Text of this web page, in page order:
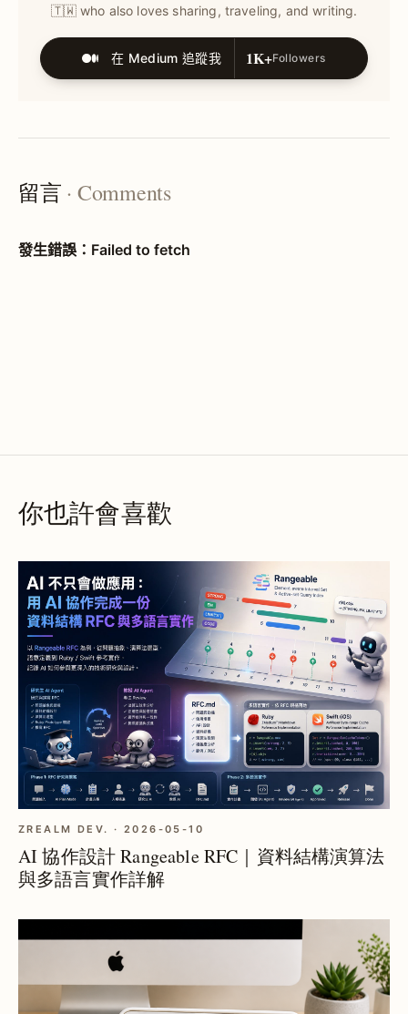
🇹🇼 who also loves sharing, traveling, and writing.
在 Medium 追蹤我 1K+Followers
留言 · Comments
你也許會喜歡
ZREALM DEV. · 2026-05-10
AI 協作設計 Rangeable RFC｜資料結構演算法
與多語言實作詳解